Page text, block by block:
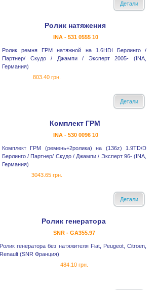
Детали
Ролик натяжения
INA - 531 0555 10
Ролик ремня ГРМ натяжной на 1.6HDI Берлинго /
Партнер/ Скудо / Джампи / Эксперт 2005- (INA,
Германия)
803.40 грн.
Детали
Комплект ГРМ
INA - 530 0096 10
Комплект ГРМ (ремень+2ролика) на (136z) 1.9TD/D
Берлинго / Партнер/ Скудо / Джампи / Эксперт 96- (INA,
Германия)
3043.65 грн.
Детали
Ролик генератора
SNR - GA355.97
Ролик генератора без натяжителя Fiat, Peugeot, Citroen,
Renault (SNR Франция)
484.10 грн.